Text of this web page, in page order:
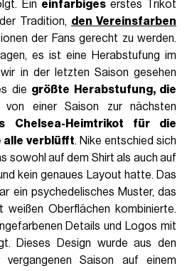
Ein einfarbigeserstes Trikot
Tradition, den Vereinsfarben
der Fans gerecht zu werden.
es ist eine Herabstufung im
in der letzten Saison gesehen
die größte Herabstufung, die
einer Saison zur nächsten
Chelsea-Heimtrikot für die
alle verblüfft. Nike entschied sich
sowohl auf dem Shirt als auch auf
kein genaues Layout hatte. Das
ein psychedelisches Muster, das
weißen Oberflächen kombinierte.
Details und Logos mit
Dieses Design wurde aus den
vergangenen Saison auf einem